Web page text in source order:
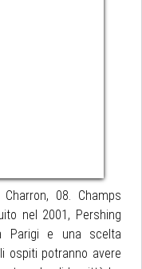
08. Champs
nel 2001, Pershing
Parigi e una scelta
ospiti potranno avere